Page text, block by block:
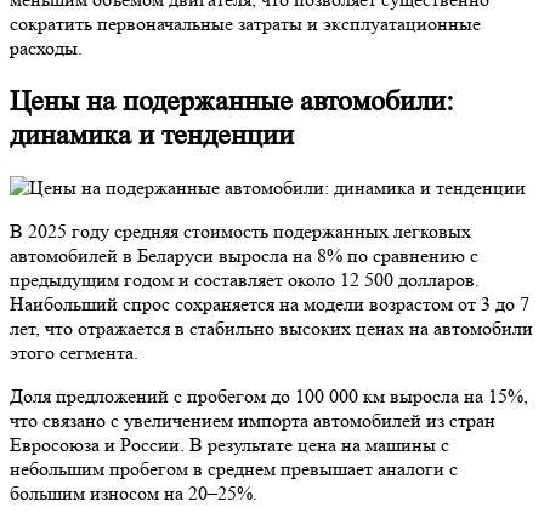
сократить первоначальные затраты и эксплуатационные
расходы.
Цены на подержанные автомобили:
динамика и тенденции
В 2025 году средняя стоимость подержанных легковых
автомобилей в Беларуси выросла на 8% по сравнению с
предыдущим годом и составляет около 12 500 долларов.
Наибольший спрос сохраняется на модели возрастом от 3 до 7
лет, что отражается в стабильно высоких ценах на автомобили
этого сегмента.
Доля предложений с пробегом до 100 000 км выросла на 15%,
что связано с увеличением импорта автомобилей из стран
Евросоюза и России. В результате цена на машины с
небольшим пробегом в среднем превышает аналоги с
большим износом на 20–25%.